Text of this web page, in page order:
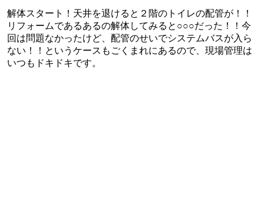
解体スタート！天井を退けると２階のトイレの配管が！！
リフォームであるあるの解体してみると○○○だった！！今
回は問題なかったけど、配管のせいでシステムバスが入ら
ない！！というケースもごくまれにあるので、現場管理は
いつもドキドキです。